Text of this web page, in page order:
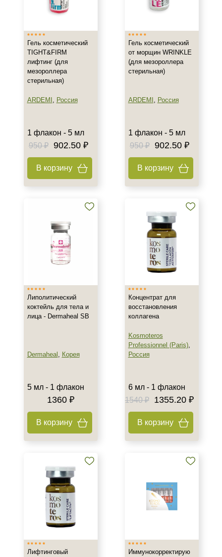
Гель косметический
TIGHT&FIRM
лифтинг (для
мезороллера
стерильная)
ARDEMI , Россия
1 флакон - 5 мл
950 ₽
902.50 ₽
В корзину
Гель косметический
от морщин WRINKLE
(для мезороллера
стерильная)
ARDEMI , Россия
1 флакон - 5 мл
950 ₽
902.50 ₽
В корзину
Липолитический
коктейль для тела и
лица - Dermaheal SB
Dermaheal , Корея
5 мл - 1 флакон
1360 ₽
В корзину
Концентрат для
восстановления
коллагена
Kosmoteros
Professionnel (Paris),
Россия
6 мл - 1 флакон
1540 ₽
1355.20 ₽
В корзину
Лифтинговый
Иммунокорректирую
Не показывать предложение о консультации
+7 (495) 640-58-89